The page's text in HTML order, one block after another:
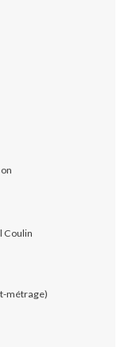
Coulin
métrage)